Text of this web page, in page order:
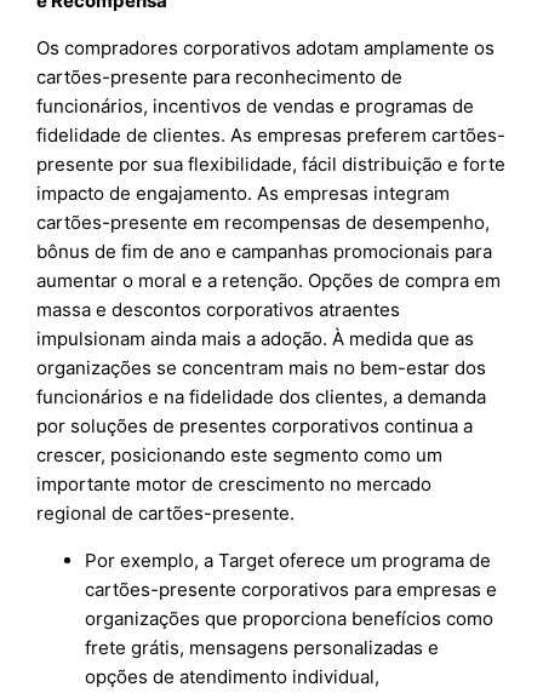
Os compradores corporativos adotam amplamente os
cartões-presente para reconhecimento de
funcionários, incentivos de vendas e programas de
fidelidade de clientes. As empresas preferem cartões-
presente por sua flexibilidade, fácil distribuição e forte
impacto de engajamento. As empresas integram
cartões-presente em recompensas de desempenho,
bônus de fim de ano e campanhas promocionais para
aumentar o moral e a retenção. Opções de compra em
massa e descontos corporativos atraentes
impulsionam ainda mais a adoção. À medida que as
organizações se concentram mais no bem-estar dos
funcionários e na fidelidade dos clientes, a demanda
por soluções de presentes corporativos continua a
crescer, posicionando este segmento como um
importante motor de crescimento no mercado
regional de cartões-presente.
Por exemplo, a Target oferece um programa de
cartões-presente corporativos para empresas e
organizações que proporciona benefícios como
frete grátis, mensagens personalizadas e
opções de atendimento individual,